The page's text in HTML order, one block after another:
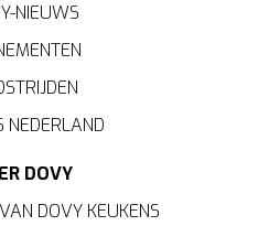
NIEUWS
NEDERLAND
DOVY
DOVY KEUKENS